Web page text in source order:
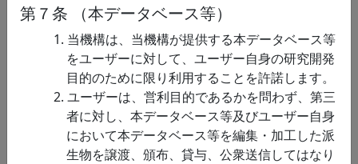
る…
動画などを入力
として動的な視覚
特徴（運動エネル
ギー）を出力する
モデル
動画等の視覚素材を入力とし
て動的な視覚特徴（運動エネ
ルギー）を出力するモデルで
す。特徴抽出は局所的な時空
間ガボールフィルタアレイに
よって行われ、フィルタアレ
イを定義する各種パラメータ
第７条 （本データベース等）
1. 当機構は、当機構が提供する本データベース等
をユーザーに対して、ユーザー自身の研究開発
目的のために限り利用することを許諾します。
2. ユーザーは、営利目的であるかを問わず、第三
者に対し、本データベース等及びユーザー自身
において本データベース等を編集・加工した派
生物を譲渡、頒布、貸与、公衆送信してはなり